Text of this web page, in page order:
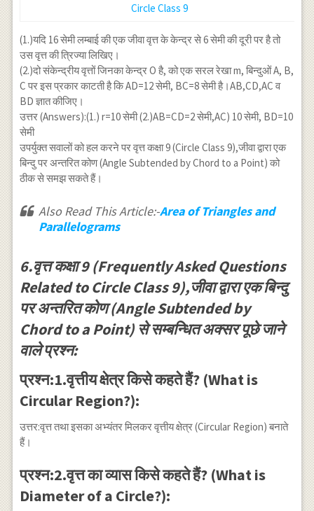
Circle Class 9
(1.)यदि 16 सेमी लम्बाई की एक जीवा वृत्त के केन्द्र से 6 सेमी की दूरी पर है तो
उस वृत्त की त्रिज्या लिखिए।
(2.)दो संकेन्द्रीय वृत्तों जिनका केन्द्र O है, को एक सरल रेखा m, बिन्दुओं A, B,
C पर इस प्रकार काटती है कि AD=12 सेमी, BC=8 सेमी है।AB,CD,AC व
BD ज्ञात कीजिए।
उत्तर (Answers):(1.) r=10 सेमी (2.)AB=CD=2 सेमी,AC) 10 सेमी, BD=10
सेमी
उपर्युक्त सवालों को हल करने पर वृत्त कक्षा 9 (Circle Class 9),जीवा द्वारा एक
बिन्दु पर अन्तरित कोण (Angle Subtended by Chord to a Point) को
ठीक से समझ सकते हैं।
Also Read This Article:-Area of Triangles and
Parallelograms
6.वृत्त कक्षा 9 (Frequently Asked Questions
Related to Circle Class 9),जीवा द्वारा एक बिन्दु
पर अन्तरित कोण (Angle Subtended by
Chord to a Point) से सम्बन्धित अक्सर पूछे जाने
वाले प्रश्न:
प्रश्न:1.वृत्तीय क्षेत्र किसे कहते हैं? (What is
Circular Region?):
उत्तर:वृत्त तथा इसका अभ्यंतर मिलकर वृत्तीय क्षेत्र (Circular Region) बनाते
हैं।
प्रश्न:2.वृत्त का व्यास किसे कहते हैं? (What is
Diameter of a Circle?):